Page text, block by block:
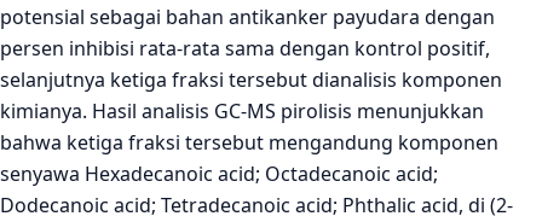
potensial sebagai bahan antikanker payudara dengan
persen inhibisi rata-rata sama dengan kontrol positif,
selanjutnya ketiga fraksi tersebut dianalisis komponen
kimianya. Hasil analisis GC-MS pirolisis menunjukkan
bahwa ketiga fraksi tersebut mengandung komponen
senyawa Hexadecanoic acid; Octadecanoic acid;
Dodecanoic acid; Tetradecanoic acid; Phthalic acid, di (2-